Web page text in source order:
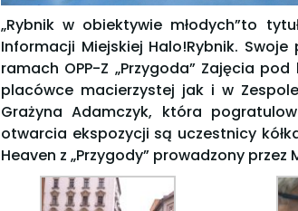
„Rybnik w obiektywie młodych”to
Informacji Miejskiej Halo!Rybnik.
ramach OPP-Z „Przygoda” Zajęcia
placówce macierzystej jak i w
Grażyna Adamczyk, która
otwarcia ekspozycji są uczestnicy
Heaven z „Przygody” prowadzony przez